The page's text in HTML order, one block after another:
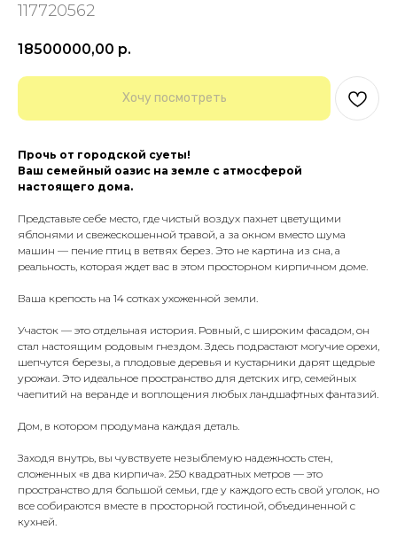
117720562
18500000,00 р.
Хочу посмотреть
Прочь от городской суеты!
Ваш семейный оазис на земле с атмосферой
настоящего дома.
Представьте себе место, где чистый воздух пахнет цветущими
яблонями и свежескошенной травой, а за окном вместо шума
машин — пение птиц в ветвях берез. Это не картина из сна, а
реальность, которая ждет вас в этом просторном кирпичном доме.
Ваша крепость на 14 сотках ухоженной земли.
Участок — это отдельная история. Ровный, с широким фасадом, он
стал настоящим родовым гнездом. Здесь подрастают могучие орехи,
шепчутся березы, а плодовые деревья и кустарники дарят щедрые
урожаи. Это идеальное пространство для детских игр, семейных
чаепитий на веранде и воплощения любых ландшафтных фантазий.
Дом, в котором продумана каждая деталь.
Заходя внутрь, вы чувствуете незыблемую надежность стен,
сложенных «в два кирпича». 250 квадратных метров — это
пространство для большой семьи, где у каждого есть свой уголок, но
все собираются вместе в просторной гостиной, объединенной с
кухней.